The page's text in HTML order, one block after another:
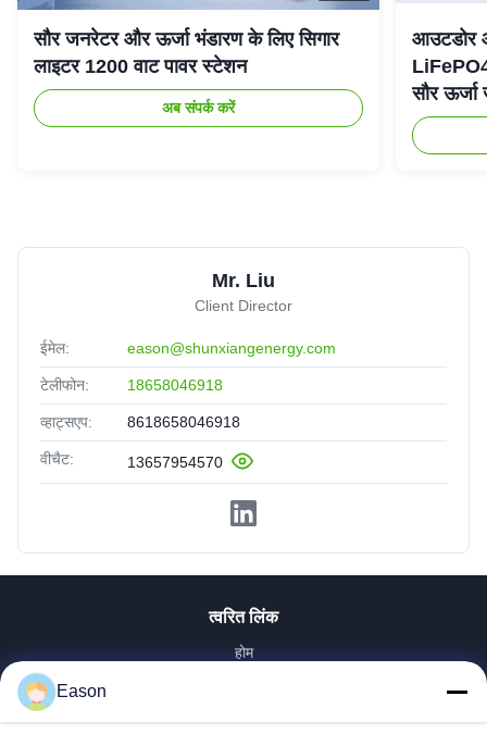
सौर जनरेटर और ऊर्जा भंडारण के लिए सिगार
लाइटर 1200 वाट पावर स्टेशन
अब संपर्क करें
आउटडोर
सौर
Mr. Liu
Client Director
ईमेल: eason@shunxiangenergy.com
टेलीफोन: 18658046918
व्हाट्सएप: 8618658046918
वीचैट: 13657954570
त्वरित लिंक
होम
Eason